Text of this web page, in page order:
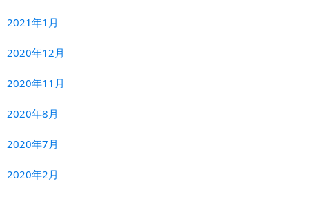
2021年1月
2020年12月
2020年11月
2020年8月
2020年7月
2020年2月